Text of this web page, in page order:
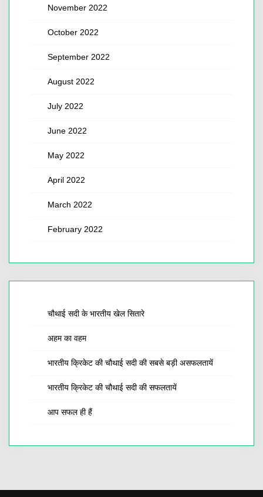
November 2022
October 2022
September 2022
August 2022
July 2022
June 2022
May 2022
April 2022
March 2022
February 2022
चौथाई सदी के भारतीय खेल सितारे
अहम का वहम
भारतीय क्रिकेट की चौथाई सदी की सबसे बड़ी असफलतायें
भारतीय क्रिकेट की चौथाई सदी की सफलतायें
आप सफल ही हैं